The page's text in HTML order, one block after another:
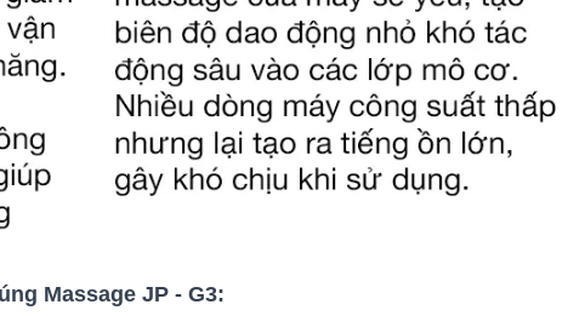
Massage JP - G3: